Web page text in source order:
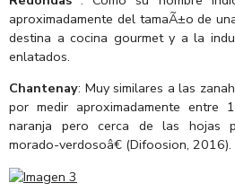
aproximadamente del tamaÃ±o de
destina a cocina gourmet y a la
enlatados.
Chantenay: Muy similares a las
por medir aproximadamente
naranja pero cerca de las hojas
morado-verdosoâ€ (Difoosion, 2016).